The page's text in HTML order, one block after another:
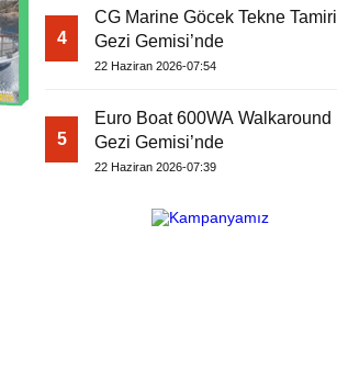
4
CG Marine Göcek Tekne Tamiri
Gezi Gemisi’nde
22 Haziran 2026-07:54
5
Euro Boat 600WA Walkaround
Gezi Gemisi’nde
22 Haziran 2026-07:39